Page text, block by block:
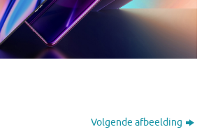
Volgende afbeelding